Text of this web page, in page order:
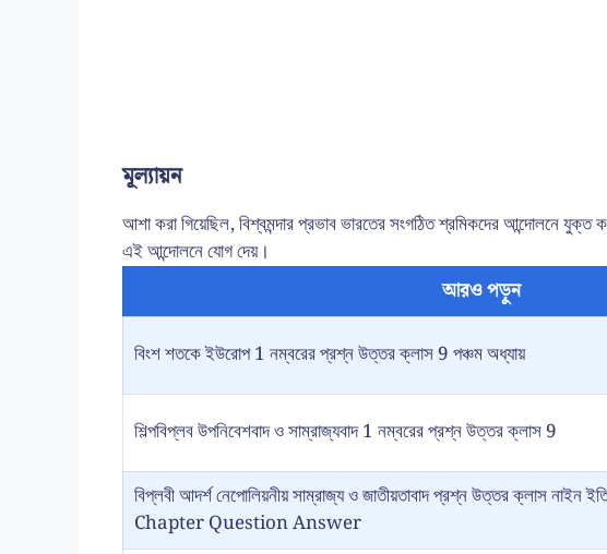
মূল্যায়ন
আশা করা গিয়েছিল, বিশ্বমন্দার প্রভাব ভারতের সংগঠিত শ্রমিকদের আন্দোলনে
এই আন্দোলনে যোগ দেয়।
আরও পড়ুন
বিংশ শতকে ইউরোপ 1 নম্বরের প্রশ্ন উত্তর ক্লাস 9 পঞ্চম অধ্যায়
শিল্পবিপ্লব উপনিবেশবাদ ও সাম্রাজ্যবাদ 1 নম্বরের প্রশ্ন উত্তর ক্লাস 9
বিপ্লবী আদর্শ নেপোলিয়নীয় সাম্রাজ্য ও জাতীয়তাবাদ প্রশ্ন উত্তর ক্লাস
Chapter Question Answer